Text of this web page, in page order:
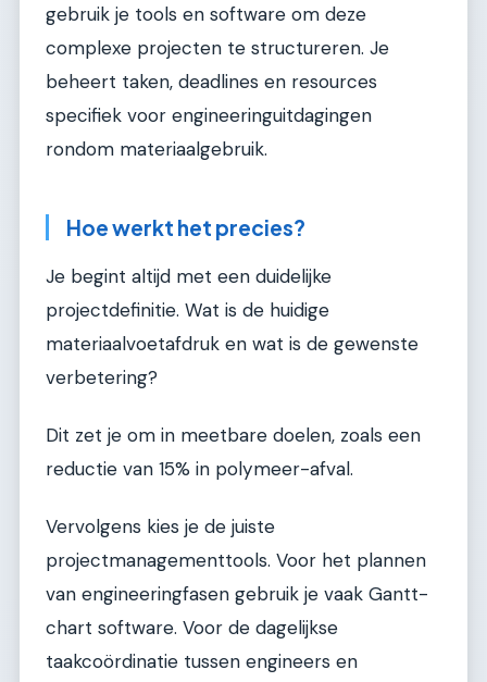
gebruik je tools en software om deze
complexe projecten te structureren. Je
beheert taken, deadlines en resources
specifiek voor engineeringuitdagingen
rondom materiaalgebruik.
Hoe werkt het precies?
Je begint altijd met een duidelijke
projectdefinitie. Wat is de huidige
materiaalvoetafdruk en wat is de gewenste
verbetering?
Dit zet je om in meetbare doelen, zoals een
reductie van 15% in polymeer-afval.
Vervolgens kies je de juiste
projectmanagementtools. Voor het plannen
van engineeringfasen gebruik je vaak Gantt-
chart software. Voor de dagelijkse
taakcoördinatie tussen engineers en